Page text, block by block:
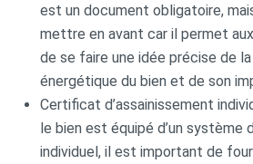
est un document obligatoire,
mettre en avant car il permet
de se faire une idée précise de
énergétique du bien et de son
Certificat d’assainissement
le bien est équipé d’un système
individuel, il est important de